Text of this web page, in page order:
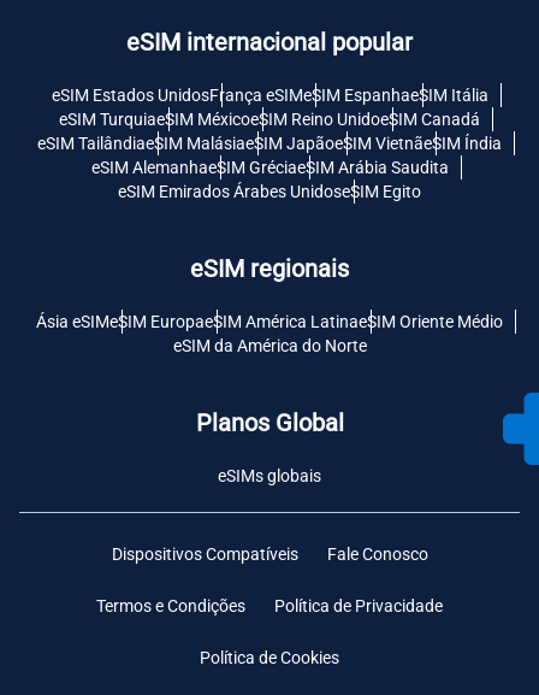
eSIM internacional popular
eSIM Estados UnidosFrança eSIMeSIM EspanhaeSIM Itália
eSIM TurquiaeSIM MéxicoeSIM Reino UnidoeSIM Canadá
eSIM TailândiaeSIM MalásiaeSIM JapãoeSIM VietnãeSIM Índia
eSIM AlemanhaeSIM GréciaeSIM Arábia Saudita
eSIM Emirados Árabes UnidoseSIM Egito
eSIM regionais
Ásia eSIMeSIM EuropaeSIM América LatinaeSIM Oriente Médio
eSIM da América do Norte
Planos Global
eSIMs globais
Dispositivos Compatíveis Fale Conosco
Termos e Condições Política de Privacidade
Política de Cookies